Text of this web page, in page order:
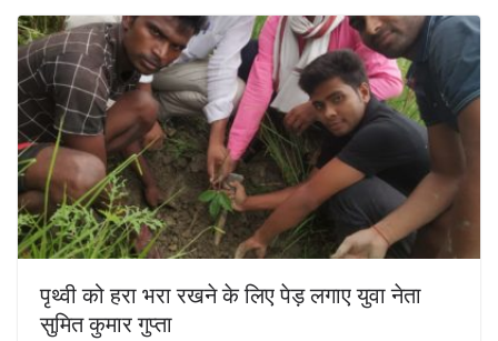
पृथ्वी को हरा भरा रखने के लिए पेड़ लगाए युवा नेता
सुमित कुमार गुप्ता